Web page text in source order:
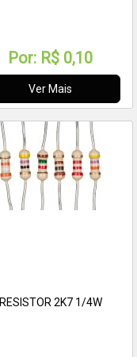
Por: R$ 0,10
Ver Mais
RESISTOR 2K7 1/4W